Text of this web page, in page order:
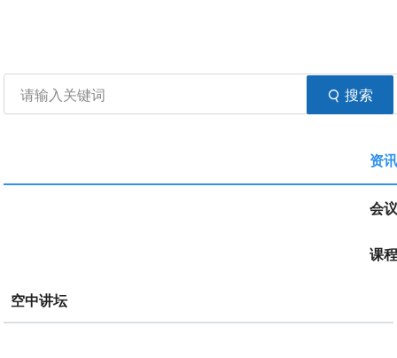
搜索
资
会
课
空中讲坛